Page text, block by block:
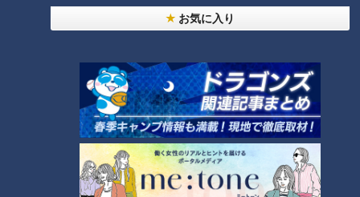
お気に入り
名古屋めし情報サイト
オススメ関連コンテンツ